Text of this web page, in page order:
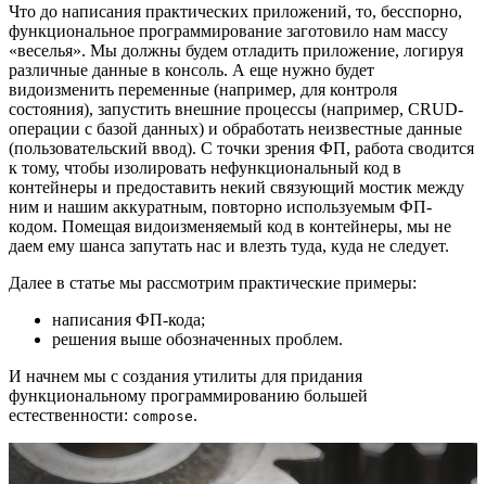
Что до написания практических приложений, то, бесспорно,
функциональное программирование заготовило нам массу
«веселья». Мы должны будем отладить приложение, логируя
различные данные в консоль. А еще нужно будет
видоизменить переменные (например, для контроля
состояния), запустить внешние процессы (например, CRUD-
операции с базой данных) и обработать неизвестные данные
(пользовательский ввод). С точки зрения ФП, работа сводится
к тому, чтобы изолировать нефункциональный код в
контейнеры и предоставить некий связующий мостик между
ним и нашим аккуратным, повторно используемым ФП-
кодом. Помещая видоизменяемый код в контейнеры, мы не
даем ему шанса запутать нас и влезть туда, куда не следует.
Далее в статье мы рассмотрим практические примеры:
написания ФП-кода;
решения выше обозначенных проблем.
И начнем мы с создания утилиты для придания
функциональному программированию большей
естественности: compose.